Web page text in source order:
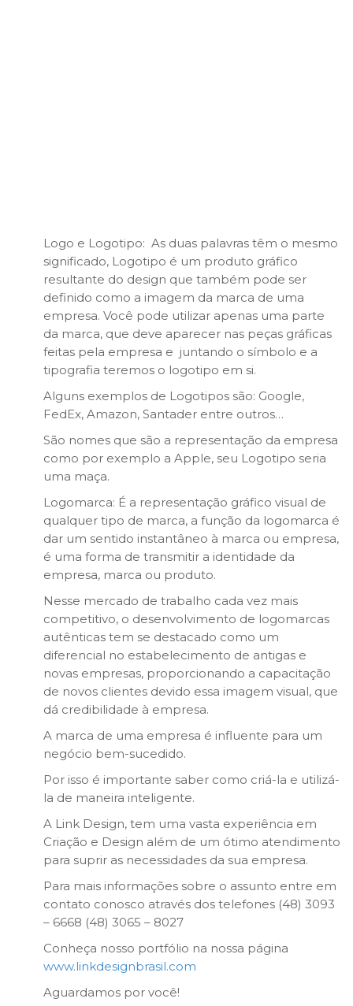
Logo e Logotipo: As duas palavras têm o mesmo
significado, Logotipo é um produto gráfico
resultante do design que também pode ser
definido como a imagem da marca de uma
empresa. Você pode utilizar apenas uma parte
da marca, que deve aparecer nas peças gráficas
feitas pela empresa e juntando o símbolo e a
tipografia teremos o logotipo em si.
Alguns exemplos de Logotipos são: Google,
FedEx, Amazon, Santader entre outros…
São nomes que são a representação da empresa
como por exemplo a Apple, seu Logotipo seria
uma maça.
Logomarca: É a representação gráfico visual de
qualquer tipo de marca, a função da logomarca é
dar um sentido instantâneo à marca ou empresa,
é uma forma de transmitir a identidade da
empresa, marca ou produto.
Nesse mercado de trabalho cada vez mais
competitivo, o desenvolvimento de logomarcas
autênticas tem se destacado como um
diferencial no estabelecimento de antigas e
novas empresas, proporcionando a capacitação
de novos clientes devido essa imagem visual, que
dá credibilidade à empresa.
A marca de uma empresa é influente para um
negócio bem-sucedido.
Por isso é importante saber como criá-la e utilizá-
la de maneira inteligente.
A Link Design, tem uma vasta experiência em
Criação e Design além de um ótimo atendimento
para suprir as necessidades da sua empresa.
Para mais informações sobre o assunto entre em
contato conosco através dos telefones (48) 3093
– 6668 (48) 3065 – 8027
Conheça nosso portfólio na nossa página
www.linkdesignbrasil.com
Aguardamos por você!